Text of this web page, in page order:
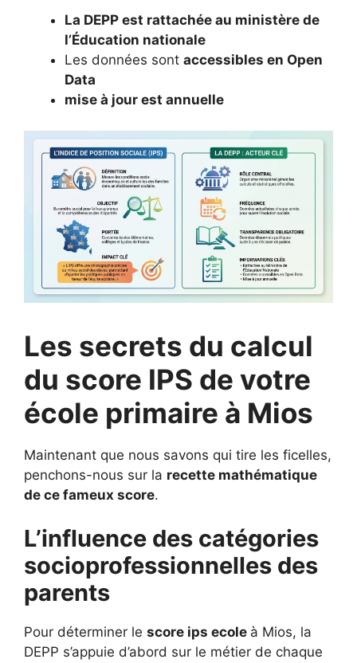
La DEPP est rattachée au ministère de
l’Éducation nationale
Les données sont accessibles en Open
Data
mise à jour est annuelle
Les secrets du calcul
du score IPS de votre
école primaire à Mios
Maintenant que nous savons qui tire les ficelles,
penchons-nous sur la recette mathématique
de ce fameux score.
L’influence des catégories
socioprofessionnelles des
parents
Pour déterminer le score ips ecole à Mios, la
DEPP s’appuie d’abord sur le métier de chaque